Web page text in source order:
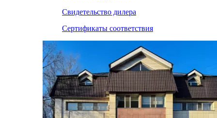
Свидетельство дилера
Сертификаты соответствия